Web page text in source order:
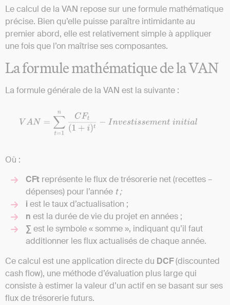
Le calcul de la VAN repose sur une formule mathématique
précise. Bien qu’elle puisse paraître intimidante au
premier abord, elle est relativement simple à appliquer
une fois que l’on maîtrise ses composantes.
La formule mathématique de la VAN
La formule générale de la VAN est la suivante :
Où :
CFt représente le flux de trésorerie net (recettes –
dépenses) pour l’année t ;
i est le taux d’actualisation ;
n est la durée de vie du projet en années ;
∑ est le symbole « somme », indiquant qu’il faut
additionner les flux actualisés de chaque année.
Ce calcul est une application directe du DCF(discounted
cash flow), une méthode d’évaluation plus large qui
consiste à estimer la valeur d’un actif en se basant sur ses
flux de trésorerie futurs.